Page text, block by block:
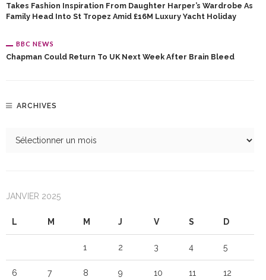
Takes Fashion Inspiration From Daughter Harper’s Wardrobe As
Family Head Into St Tropez Amid £16M Luxury Yacht Holiday
BBC NEWS
Chapman Could Return To UK Next Week After Brain Bleed
ARCHIVES
JANVIER 2025
L M M J V S D
1 2 3 4 5
6 7 8 9 10 11 12